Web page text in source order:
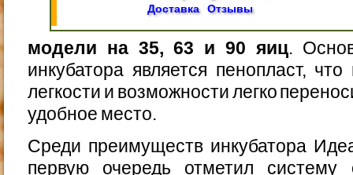
Доставка Отзывы
модели на 35, 63 и 90 яиц.
инкубатора является пенопласт,
легкости и возможности легко
удобное место.
Среди преимуществ инкубатора
первую очередь отметил систему